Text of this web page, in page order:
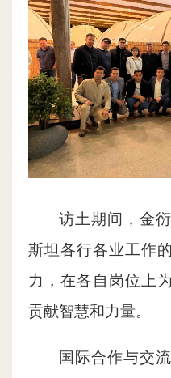
访土期间，金
斯坦各行各业工作
力，在各自岗位上
贡献智慧和力量。
国际合作与交